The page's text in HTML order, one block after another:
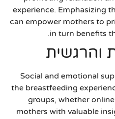
experience. Emphasizing
can empower mothers to
in turn benefits
והרגשית
Social and emotional
the breastfeeding
groups, whether
mothers with valuable